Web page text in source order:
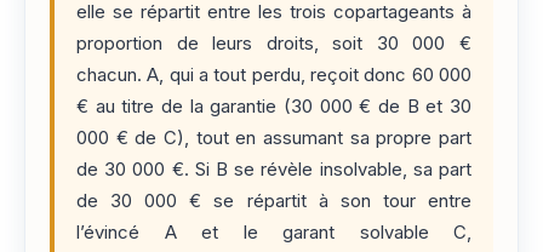
elle se répartit entre les trois copartageants à
proportion de leurs droits, soit 30 000 €
chacun. A, qui a tout perdu, reçoit donc 60 000
€ au titre de la garantie (30 000 € de B et 30
000 € de C), tout en assumant sa propre part
de 30 000 €. Si B se révèle insolvable, sa part
de 30 000 € se répartit à son tour entre
l’évincé A et le garant solvable C,